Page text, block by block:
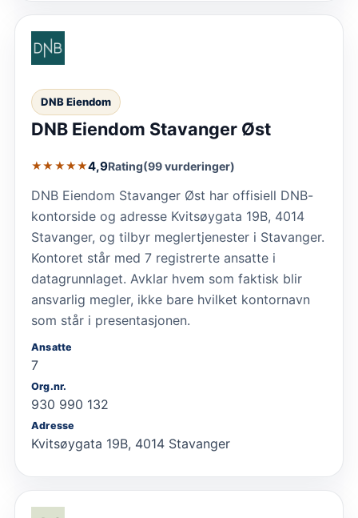
DNB Eiendom
DNB Eiendom Stavanger Øst
★★★★★4,9Rating(99 vurderinger)
DNB Eiendom Stavanger Øst har offisiell DNB-
kontorside og adresse Kvitsøygata 19B, 4014
Stavanger, og tilbyr meglertjenester i Stavanger.
Kontoret står med 7 registrerte ansatte i
datagrunnlaget. Avklar hvem som faktisk blir
ansvarlig megler, ikke bare hvilket kontornavn
som står i presentasjonen.
Ansatte
7
Org.nr.
930 990 132
Adresse
Kvitsøygata 19B, 4014 Stavanger